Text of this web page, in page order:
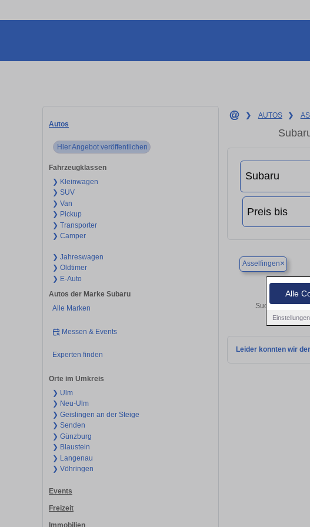
Alle
Einstellungen
Autos
Hier Angebot veröffentlichen
Fahrzeugklassen
❯ Kleinwagen
❯ SUV
❯ Van
❯ Pickup
❯ Transporter
❯ Camper
❯ Jahreswagen
❯ Oldtimer
❯ E-Auto
Autos der Marke Subaru
Alle Marken
Messen & Events
Experten finden
Orte im Umkreis
❯ Ulm
❯ Neu-Ulm
❯ Geislingen an der Steige
❯ Senden
❯ Günzburg
❯ Blaustein
❯ Langenau
❯ Vöhringen
Events
Freizeit
Immobilien
❯ AUTOS ❯
Asselfingen×
Suchen Sie in
Leider konnten wir